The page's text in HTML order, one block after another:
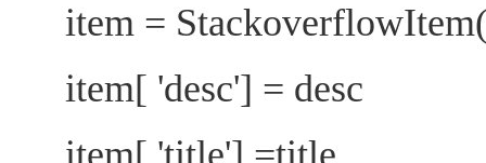
item =
item[ 'desc'] = desc
item[ 'title'] =title